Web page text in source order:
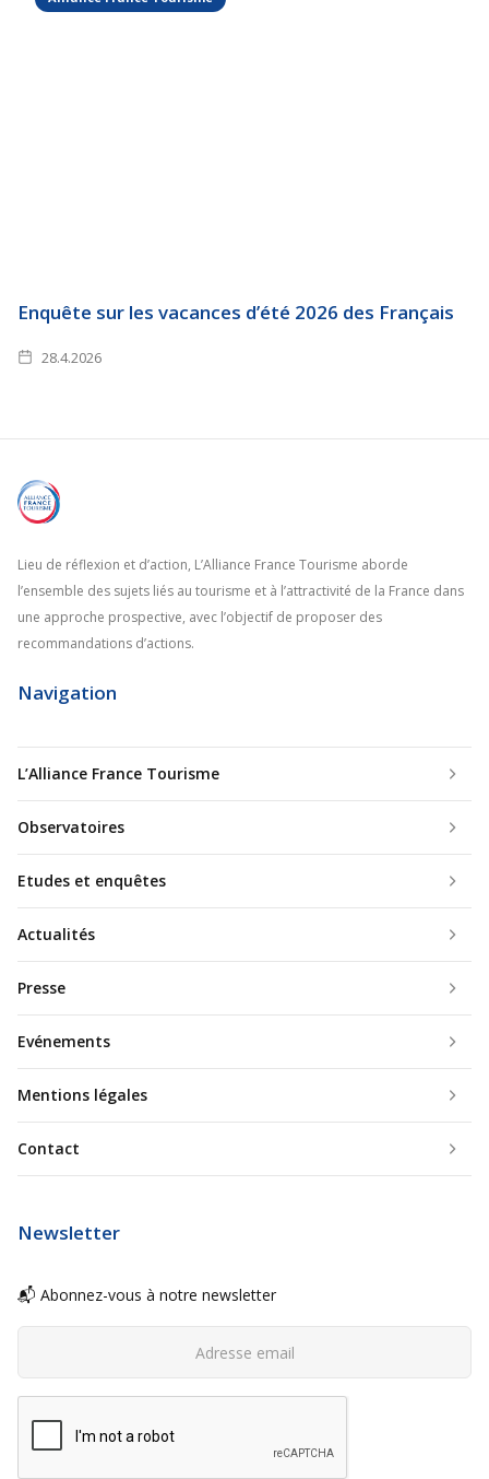
Enquête sur les vacances d’été 2026 des Français
28.4.2026
Lieu de réflexion et d’action, L’Alliance France Tourisme aborde
l’ensemble des sujets liés au tourisme et à l’attractivité de la France dans
une approche prospective, avec l’objectif de proposer des
recommandations d’actions.
Navigation
L’Alliance France Tourisme
Observatoires
Etudes et enquêtes
Actualités
Presse
Evénements
Mentions légales
Contact
Newsletter
📬 Abonnez-vous à notre newsletter